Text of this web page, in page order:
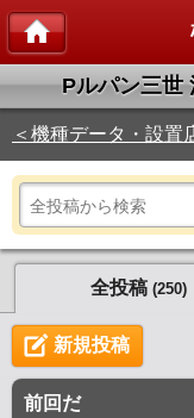
Pルパン三世
＜機種データ・設置
全投稿 (250)
新規投稿
前回だ